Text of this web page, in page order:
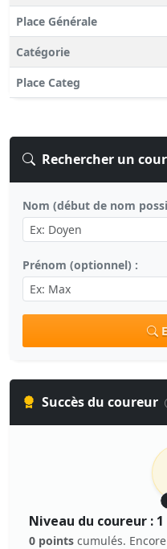
Place Générale
Catégorie
Place Categ
Rechercher un
Nom (début de nom
Prénom (optionnel) :
Succès du coureur
Niveau du coureur : 1
0 points cumulés. Encore